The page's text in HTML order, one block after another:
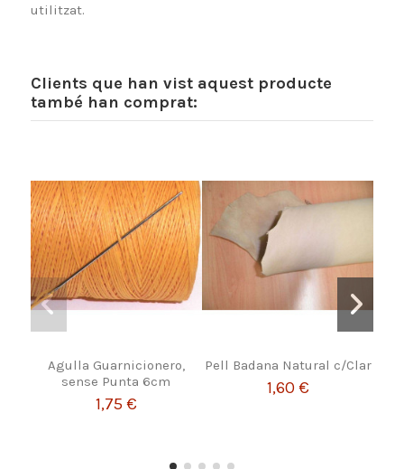
utilitzat.
Clients que han vist aquest producte
també han comprat:
Agulla Guarnicionero,
sense Punta 6cm
1,75 €
Pell Badana Natural c/Clar
1,60 €